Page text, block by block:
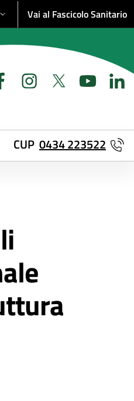
LINGUA: LINGUA SELEZIONATA
Vai al Fascicolo Sanitario
CUP 0434 223522